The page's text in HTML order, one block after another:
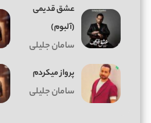
عشق قدیمی
(آلبوم)
سامان جلیلی
پرواز میکردم
سامان جلیلی